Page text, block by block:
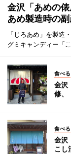
金沢「あめの
あめ製造時の
「じろあめ」を製造
グミキャンディー「
食べる
金沢
修、
食べる
金沢
こし